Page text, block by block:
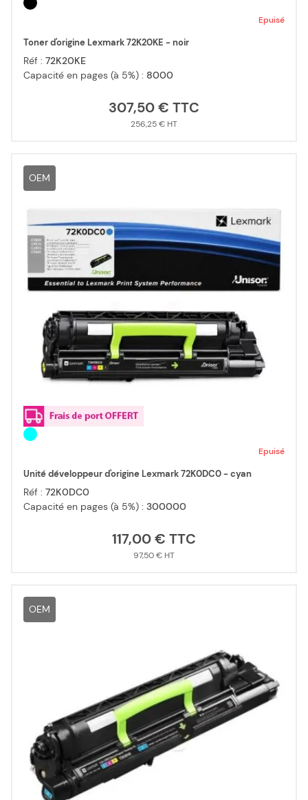
Epuisé
Toner d'origine Lexmark 72K20KE - noir
Réf : 72K20KE
Capacité en pages (à 5%) : 8000
307,50 €
256,25 €
OEM
Epuisé
Unité développeur d'origine Lexmark 72K0DC0 - cyan
Réf : 72K0DC0
Capacité en pages (à 5%) : 300000
117,00 €
97,50 €
OEM